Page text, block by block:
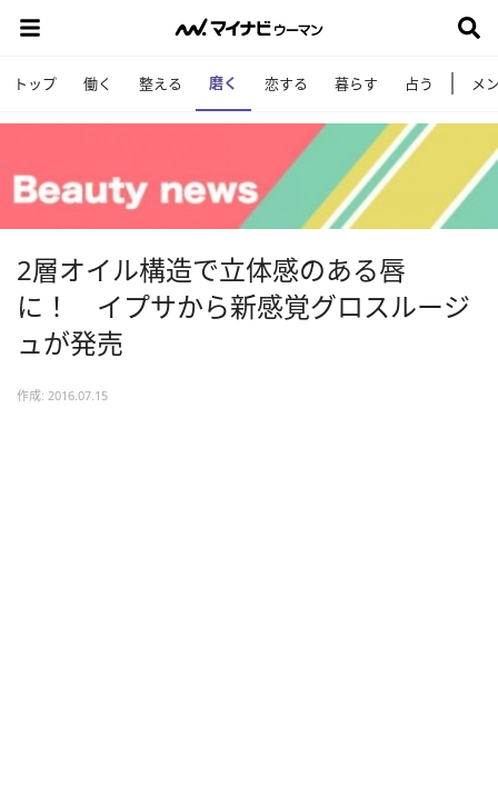
トップ 働く 整える 磨く 恋する 暮らす 占う メ
2層オイル構造で立体感のある唇
に！ イプサから新感覚グロスルージ
ュが発売
作成: 2016.07.15